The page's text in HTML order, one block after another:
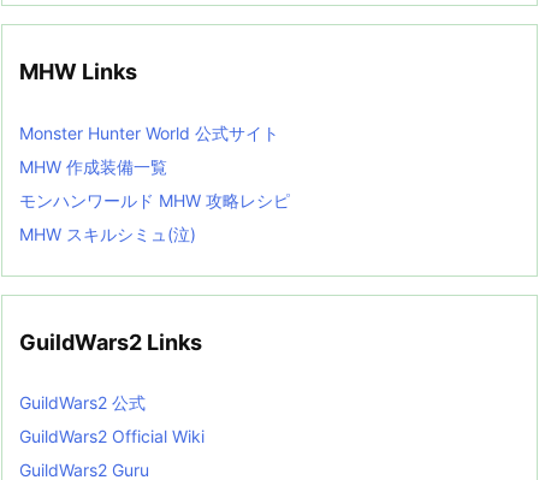
MHW Links
Monster Hunter World 公式サイト
MHW 作成装備一覧
モンハンワールド MHW 攻略レシピ
MHW スキルシミュ(泣)
GuildWars2 Links
GuildWars2 公式
GuildWars2 Official Wiki
GuildWars2 Guru